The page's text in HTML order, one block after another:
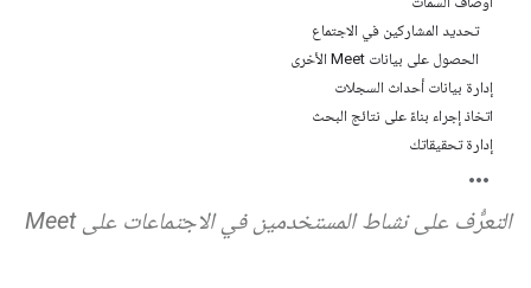
تحديد المشاركين في الاجتماع
الحصول على بيانات Meet الأخرى
إدارة بيانات أحداث السجلات
اتخاذ إجراء بناءً على نتائج البحث
إدارة تحقيقاتك
التعرُّف على نشاط المستخدمين في الاجتماعات على Meet